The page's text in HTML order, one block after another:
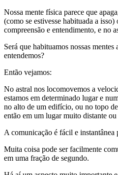
Nossa mente física parece que
(como se estivesse habituada a
compreensão e entendimento, e no
Será que habituamos nossas mentes
entendemos?
Então vejamos:
No astral nos locomovemos a
estamos em determinado lugar e
no alto de um edifício, ou no topo
então em um lugar muito distante
A comunicação é fácil e instantânea
Muita coisa pode ser facilmente
em uma fração de segundo.